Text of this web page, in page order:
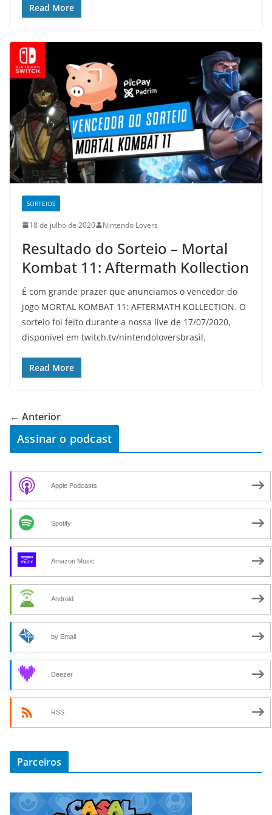
Read More
SORTEIOS
18 de julho de 2020 Nintendo Lovers
Resultado do Sorteio – Mortal
Kombat 11: Aftermath Kollection
É com grande prazer que anunciamos o vencedor do
jogo MORTAL KOMBAT 11: AFTERMATH KOLLECTION. O
sorteio foi feito durante a nossa live de 17/07/2020,
disponível em twitch.tv/nintendoloversbrasil.
Read More
← Anterior
Assinar o podcast
Apple Podcasts
Spotify
Amazon Music
Android
by Email
Deezer
RSS
Parceiros